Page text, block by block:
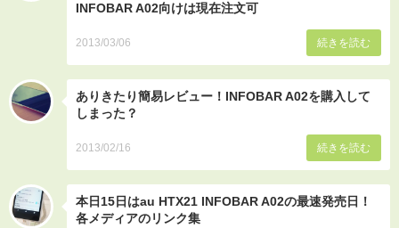
INFOBAR A02向けは現在注文可
2013/03/06 続きを読む
ありきたり簡易レビュー！INFOBAR A02を購入して
しまった？
2013/02/16 続きを読む
本日15日はau HTX21 INFOBAR A02の最速発売日！
各メディアのリンク集